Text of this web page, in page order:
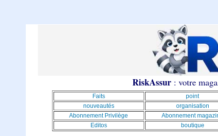
RiskAssur: votre
Faits
point
nouveautés
organisation
Abonnement Privilège
Abonnement
Editos
boutique